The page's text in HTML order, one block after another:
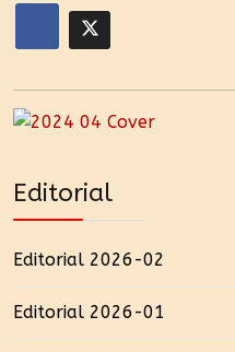
Editorial
Editorial 2026-02
Editorial 2026-01